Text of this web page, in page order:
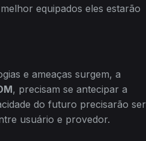
equipados eles estarão
e ameaças surgem, a
, precisam se antecipar a
do futuro precisarão ser
usuário e provedor.